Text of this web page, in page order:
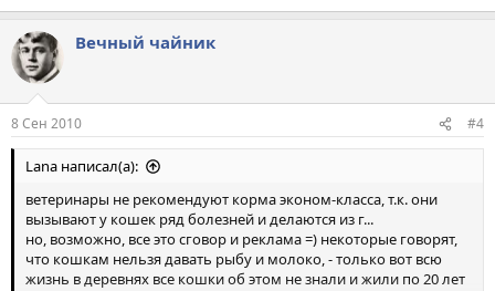
Вечный чайник
8 Сен 2010 #4
Lana написал(а):
ветеринары не рекомендуют корма эконом-класса, т.к. они
вызывают у кошек ряд болезней и делаются из г...
но, возможно, все это сговор и реклама =) некоторые говорят,
что кошкам нельзя давать рыбу и молоко, - только вот всю
жизнь в деревнях все кошки об этом не знали и жили по 20 лет